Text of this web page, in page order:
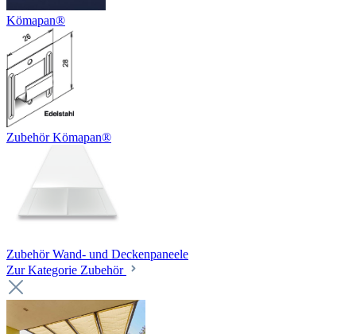
Kömapan®
Zubehör Kömapan®
Zubehör Wand- und Deckenpaneele
Zur Kategorie Zubehör